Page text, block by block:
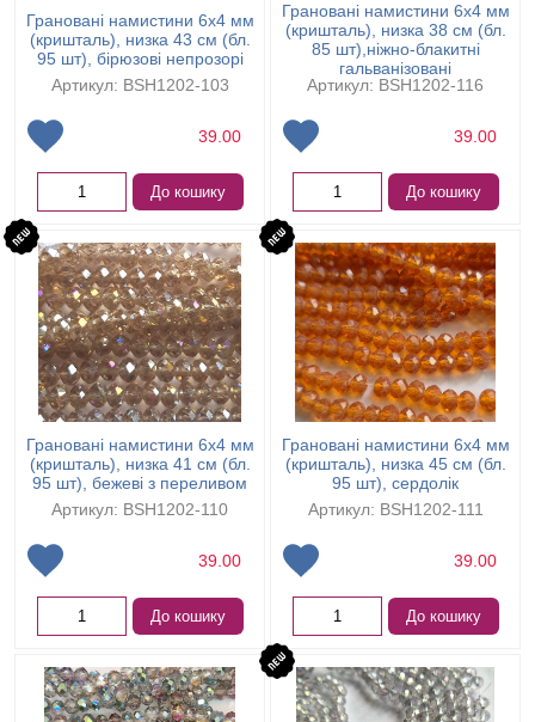
Грановані намистини 6х4 мм
(кришталь), низка 43 см (бл.
95 шт), бірюзові непрозорі
Артикул: BSH1202-103
39.00
До кошику
Грановані намистини 6х4 мм
(кришталь), низка 38 см (бл.
85 шт),ніжно-блакитні
гальванізовані
Артикул: BSH1202-116
39.00
До кошику
Грановані намистини 6х4 мм
(кришталь), низка 41 см (бл.
95 шт), бежеві з переливом
Артикул: BSH1202-110
39.00
До кошику
Грановані намистини 6х4 мм
(кришталь), низка 45 см (бл.
95 шт), сердолік
Артикул: BSH1202-111
39.00
До кошику